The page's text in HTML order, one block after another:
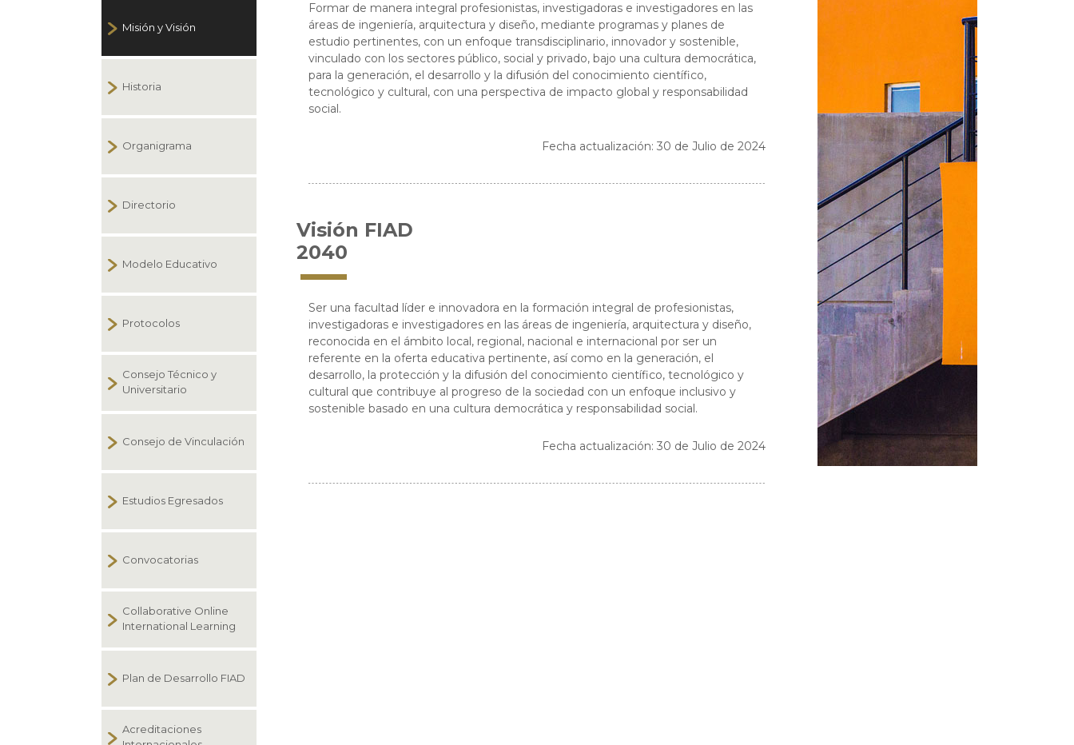
Misión y Visión
Historia
Organigrama
Directorio
Modelo Educativo
Protocolos
Consejo Técnico y
Universitario
Consejo de Vinculación
Estudios Egresados
Convocatorias
Collaborative Online
International Learning
Plan de Desarrollo FIAD
Acreditaciones
Formar de manera integral profesionistas, investigadoras e investigadores en las
áreas de ingeniería, arquitectura y diseño, mediante programas y planes de
estudio pertinentes, con un enfoque transdisciplinario, innovador y sostenible,
vinculado con los sectores público, social y privado, bajo una cultura democrática,
para la generación, el desarrollo y la difusión del conocimiento científico,
tecnológico y cultural, con una perspectiva de impacto global y responsabilidad
social.
Fecha actualización: 30 de Julio de 2024
Visión FIAD
2040
Ser una facultad líder e innovadora en la formación integral de profesionistas,
investigadoras e investigadores en las áreas de ingeniería, arquitectura y diseño,
reconocida en el ámbito local, regional, nacional e internacional por ser un
referente en la oferta educativa pertinente, así como en la generación, el
desarrollo, la protección y la difusión del conocimiento científico, tecnológico y
cultural que contribuye al progreso de la sociedad con un enfoque inclusivo y
sostenible basado en una cultura democrática y responsabilidad social.
Fecha actualización: 30 de Julio de 2024